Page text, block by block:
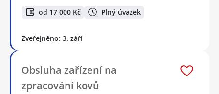
od 17 000 Kč Plný úvazek
Zveřejněno: 3. září
Obsluha zařízení na
zpracování kovů